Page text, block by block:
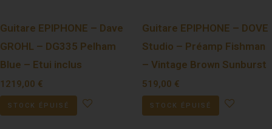
Guitare EPIPHONE – Dave
GROHL – DG335 Pelham
Blue – Etui inclus
1219,00 €
STOCK ÉPUISÉ
Guitare EPIPHONE – DOVE
Studio – Préamp Fishman
– Vintage Brown Sunburst
519,00 €
STOCK ÉPUISÉ